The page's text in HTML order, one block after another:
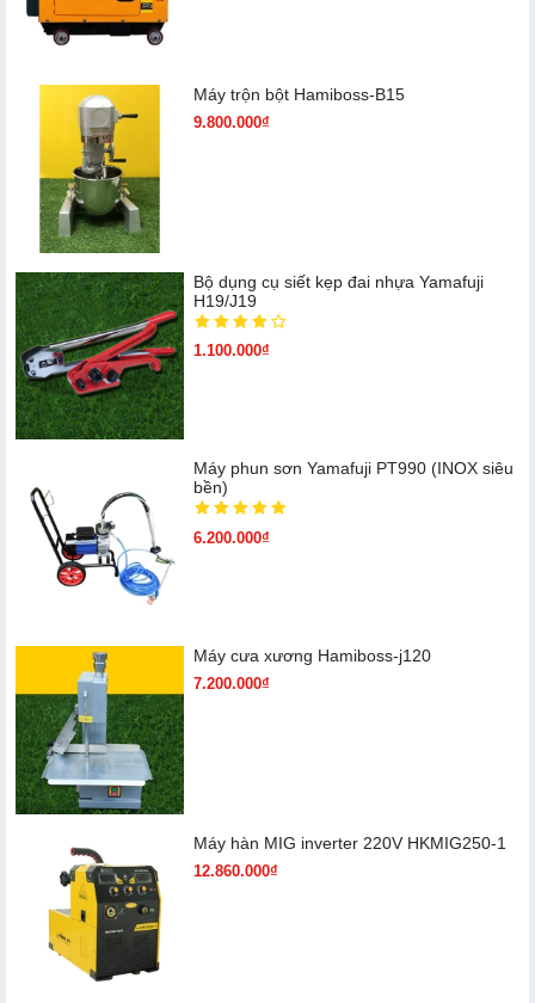
Máy trộn bột Hamiboss-B15
9.800.000₫
Bộ dụng cụ siết kẹp đai nhựa Yamafuji
H19/J19
1.100.000₫
Máy phun sơn Yamafuji PT990 (INOX siêu
bền)
6.200.000₫
Máy cưa xương Hamiboss-j120
7.200.000₫
Máy hàn MIG inverter 220V HKMIG250-1
12.860.000₫